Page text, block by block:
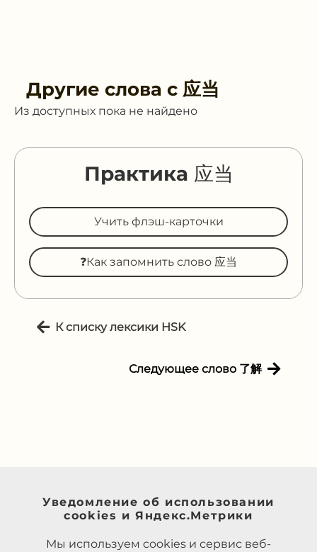
Другие слова с 应当
Из доступных пока не найдено
Практика 应当
Учить флэш-карточки
❓Как запомнить слово 应当
К списку лексики HSK
Следующее слово 了解
Уведомление об использовании
cookies и Яндекс.Метрики
Мы используем cookies и сервис веб-